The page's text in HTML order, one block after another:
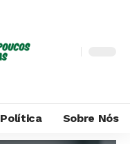
Política Sobre Nós